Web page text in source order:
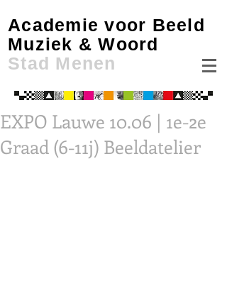
Academie voor Beeld
Muziek & Woord
Stad Menen
EXPO Lauwe 10.06 | 1e-2e
Graad (6-11j) Beeldatelier